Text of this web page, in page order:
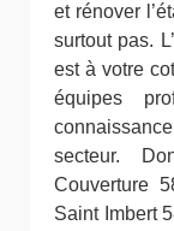
et rénover
surtout pas.
est à votre
équipes
secteur.
Couverture
Saint Imbert